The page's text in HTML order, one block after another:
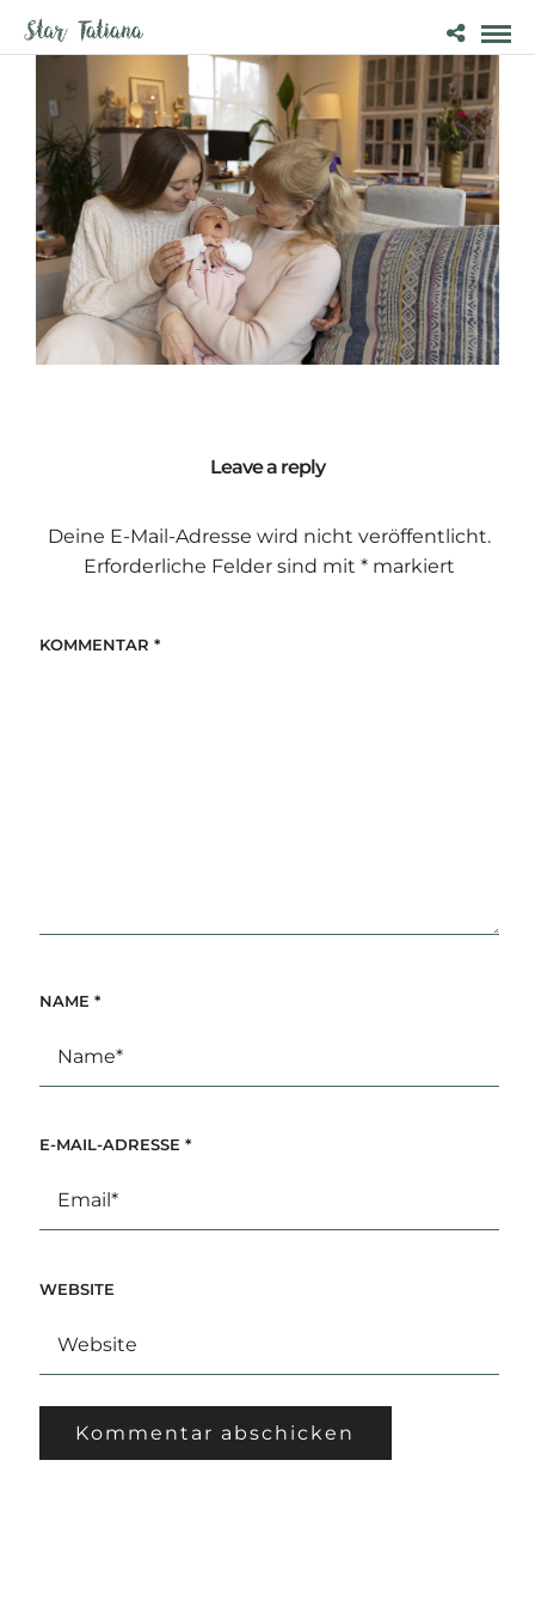
Leave a reply
Deine E-Mail-Adresse wird nicht veröffentlicht.
Erforderliche Felder sind mit *markiert
KOMMENTAR *
NAME *
E-MAIL-ADRESSE *
WEBSITE